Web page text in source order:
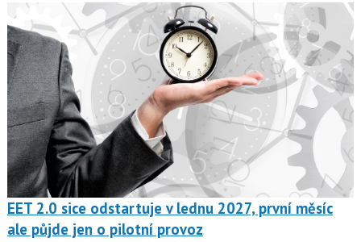
EET 2.0 sice odstartuje v lednu 2027, první měsíc
ale půjde jen o pilotní provoz